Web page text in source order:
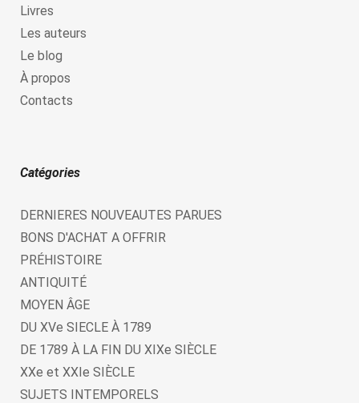
Livres
Les auteurs
Le blog
À propos
Contacts
Catégories
DERNIERES NOUVEAUTES PARUES
BONS D'ACHAT A OFFRIR
PRÉHISTOIRE
ANTIQUITÉ
MOYEN ÂGE
DU XVe SIECLE À 1789
DE 1789 À LA FIN DU XIXe SIÈCLE
XXe et XXIe SIÈCLE
SUJETS INTEMPORELS